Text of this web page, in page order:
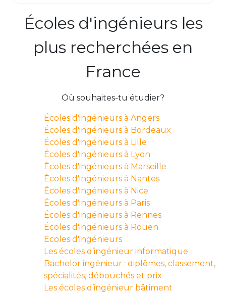
Écoles d'ingénieurs les
plus recherchées en
France
Où souhaites-tu étudier?
Écoles d'ingénieurs à Angers
Écoles d'ingénieurs à Bordeaux
Écoles d'ingénieurs à Lille
Écoles d'ingénieurs à Lyon
Écoles d'ingénieurs à Marseille
Écoles d'ingénieurs à Nantes
Écoles d'ingénieurs à Nice
Écoles d'ingénieurs à Paris
Écoles d'ingénieurs à Rennes
Écoles d'ingénieurs à Rouen
Ecoles d'ingénieurs
Les écoles d’ingénieur informatique
Bachelor ingénieur : diplômes, classement,
spécialités, débouchés et prix
Les écoles d’ingénieur bâtiment